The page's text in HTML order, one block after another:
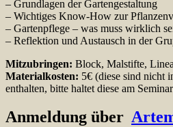
– Grundlagen der Gartengestaltung
– Wichtiges Know-How zur
– Gartenpflege – was muss wirklich
– Reflektion und Austausch in der
Mitzubringen: Block, Malstifte,
Materialkosten: 5€ (diese sind nicht
enthalten, bitte haltet diese am
Anmeldung über